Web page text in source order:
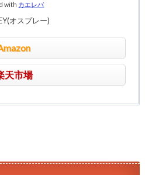
with カエレバ
オスプレー)
天市場